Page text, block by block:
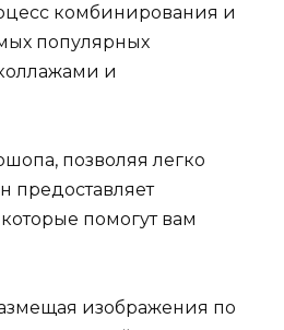
комбинирования и
популярных
и
позволяя легко
предоставляет
помогут вам
изображения по